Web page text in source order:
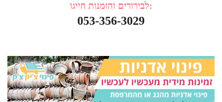
לבירורים והזמנות חייגו:
053-356-3029